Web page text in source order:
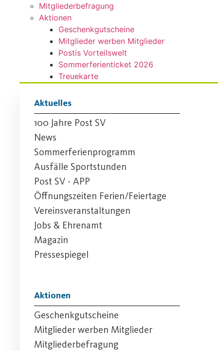
Mitgliederbefragung
Aktionen
Geschenkgutscheine
Mitglieder werben Mitglieder
Postis Vorteilswelt
Sommerferienticket 2026
Treuekarte
Aktuelles
100 Jahre Post SV
News
Sommerferienprogramm
Ausfälle Sportstunden
Post SV - APP
Öffnungszeiten Ferien/Feiertage
Vereinsveranstaltungen
Jobs & Ehrenamt
Magazin
Pressespiegel
Aktionen
Geschenkgutscheine
Mitglieder werben Mitglieder
Mitgliederbefragung